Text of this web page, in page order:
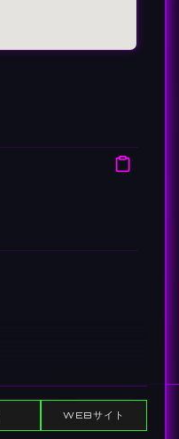
トを表示 Search
ラブ・バー。テクノやハウス
て長年親しまれています。
WEBサイト